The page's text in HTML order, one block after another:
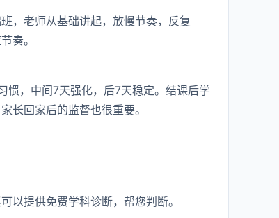
，老师从基础讲起，放慢节奏，反复
奏。
惯，中间7天强化，后7天稳定。结课后学
长回家后的监督也很重要。
以提供免费学科诊断，帮您判断。